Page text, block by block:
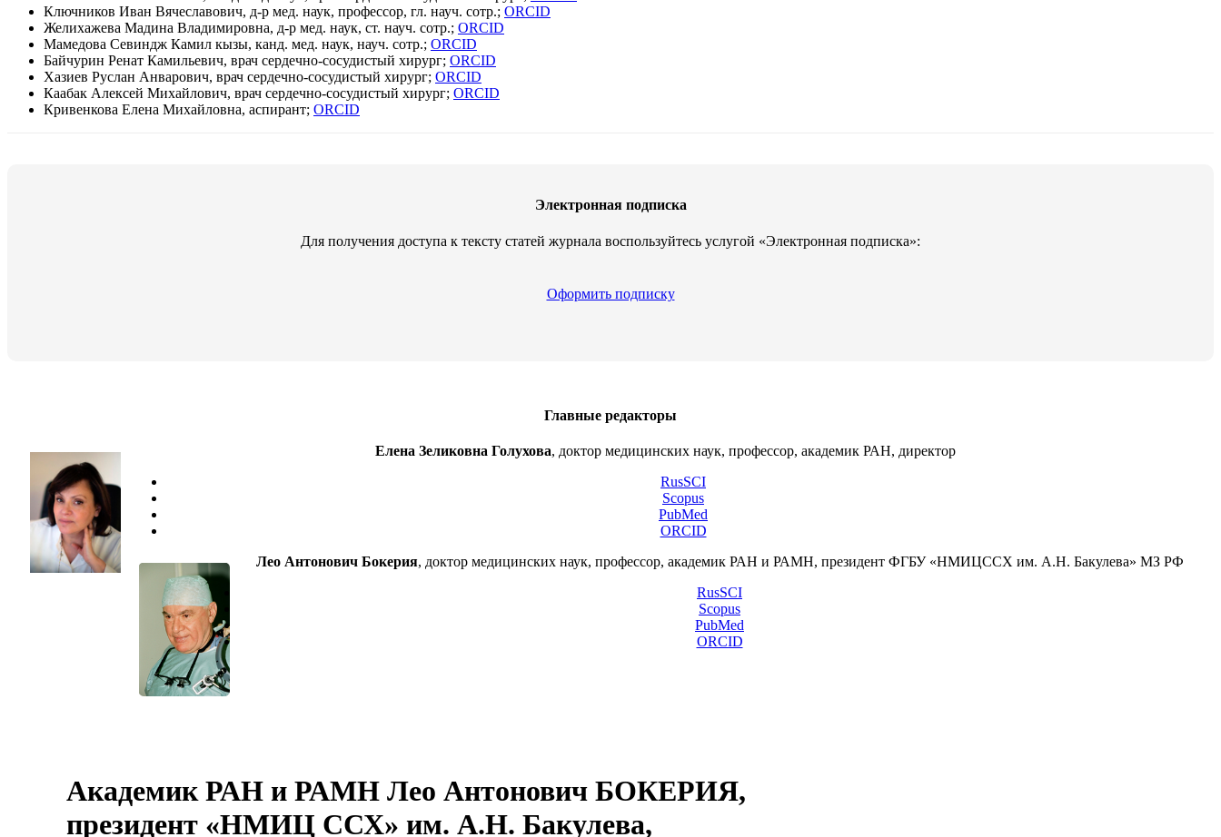
Ключников Иван Вячеславович, д-р мед. наук, профессор, гл. науч. сотр.; ORCID
Желихажева Мадина Владимировна, д-р мед. наук, ст. науч. сотр.; ORCID
Мамедова Севиндж Камил кызы, канд. мед. наук, науч. сотр.; ORCID
Байчурин Ренат Камильевич, врач сердечно-сосудистый хирург; ORCID
Хазиев Руслан Анварович, врач сердечно-сосудистый хирург; ORCID
Каабак Алексей Михайлович, врач сердечно-сосудистый хирург; ORCID
Кривенкова Елена Михайловна, аспирант; ORCID
Электронная подписка
Для получения доступа к тексту статей журнала воспользуйтесь услугой «Электронная подписка»:
Оформить подписку
Главные редакторы
Елена Зеликовна Голухова, доктор медицинских наук, профессор, академик РАН, директор
RusSCI
Scopus
PubMed
ORCID
Лео Антонович Бокерия, доктор медицинских наук, профессор, академик РАН и РАМН, президент ФГБУ «НМИЦССХ им. А.Н. Бакулева» МЗ РФ
RusSCI
Scopus
PubMed
ORCID
Академик РАН и РАМН Лео Антонович БОКЕРИЯ,
президент «НМИЦ ССХ» им. А.Н. Бакулева,